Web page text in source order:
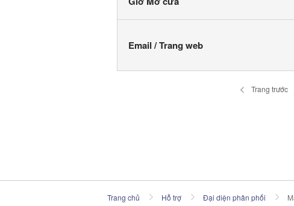
Email / Trang web
Trang trước
Trang chủ Hỗ trợ Đại diện phân phối